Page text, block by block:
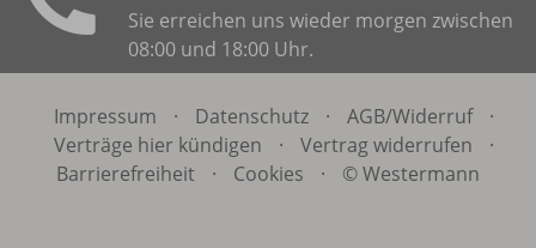
Sie erreichen uns wieder morgen zwischen
08:00 und 18:00 Uhr.
Impressum · Datenschutz · AGB/Widerruf
·
Verträge hier kündigen
· Vertrag widerrufen
·
Barrierefreiheit
· Cookies · © Westermann